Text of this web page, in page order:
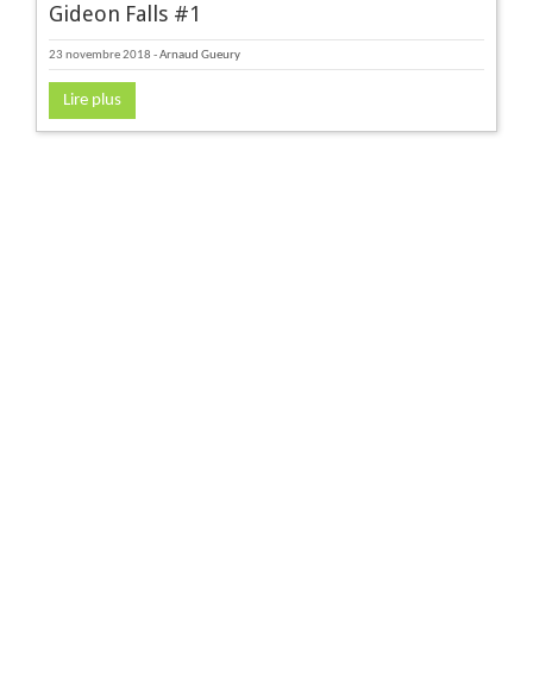
Gideon Falls #1
23 novembre 2018 -Arnaud Gueury
Lire plus